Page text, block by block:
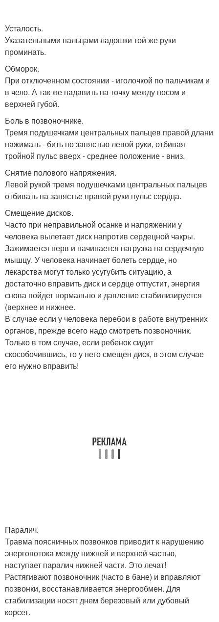
Усталость.
Указательными пальцами ладошки той же руки
проминать.
Обморок.
При отключенном состоянии - иголочкой по пальчикам и
в чело. А так же надавить на точку между носом и
верхней губой.
Боль в позвоночнике.
Тремя подушечками центральных пальцев правой длани
нажимать - бить по запястью левой руки, отбивая
тройной пульс вверх - среднее положение - вниз.
Снятие полового напряжения.
Левой рукой тремя подушечками центральных пальцев
отбивать на запястье правой руки пульс сердца.
Смещение дисков.
Часто при неправильной осанке и напряжении у
человека вылетает диск напротив сердецной чакры.
Зажимается нерв и начинается нагрузка на сердечную
мышцу. У человека начинает болеть сердце, но
лекарства могут только усугубить ситуацию, а
достаточно вправить диск и сердце отпустит, энергия
снова пойдет нормально и давление стабилизируется
(верхнее и нижнее.
В случае если у человека перебои в работе внутренних
органов, прежде всего надо смотреть позвоночник.
Только в том случае, если ребенок сидит
скособочившись, то у него смещен диск, в этом случае
его нужно вправить!
Паралич.
Травма поясничных позвонков приводит к нарушению
энергопотока между нижней и верхней частью,
наступает паралич нижней части. Это лечат!
Растягивают позвоночник (часто в бане) и вправляют
позвонки, восстанавливается энергообмен. Для
стабилизации носят днем березовый или дубовый
корсет.